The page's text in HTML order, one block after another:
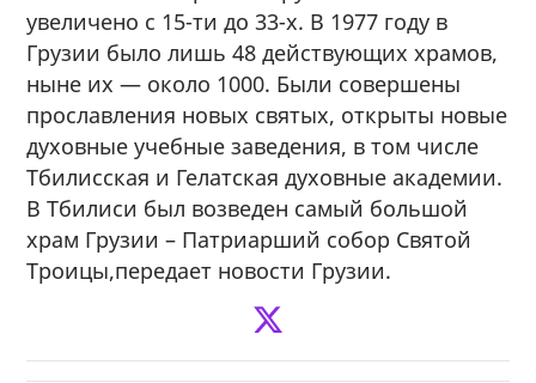
увеличено с 15-ти до 33-х. В 1977 году в
Грузии было лишь 48 действующих храмов,
ныне их — около 1000. Были совершены
прославления новых святых, открыты новые
духовные учебные заведения, в том числе
Тбилисская и Гелатская духовные академии.
В Тбилиси был возведен самый большой
храм Грузии – Патриарший собор Святой
Троицы,передает новости Грузии.